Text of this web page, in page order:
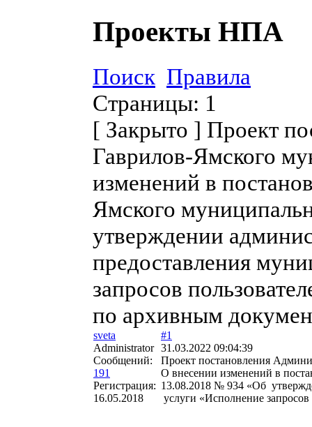
Проекты НПА
Поиск Правила
Страницы: 1
[ Закрыто ] Проект
Гаврилов-Ямского
изменений в
Ямского
утверждении
предоставления
запросов
по архивным
sveta
Administrator
Сообщений:
191
Регистрация:
16.05.2018
#1
31.03.2022 09:04:39
Проект постановления
О внесении изменений в
13.08.2018 № 934 «Об
услуги «Исполнение